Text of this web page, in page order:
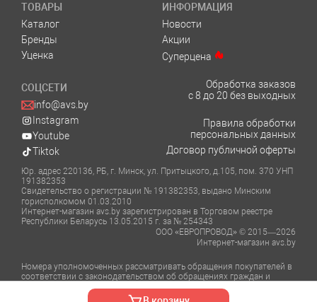
ТОВАРЫ
Каталог
Бренды
Уценка
ИНФОРМАЦИЯ
Новости
Акции
Суперцена
СОЦСЕТИ
info@avs.by
Instagram
Youtube
Tiktok
Обработка заказов
с 8 до 20 без выходных
Правила обработки
персональных данных
Договор публичной оферты
Юр. адрес 220136, РБ, г. Минск, ул. Притыцкого, д.105, пом. 370 УНП
191382353
Свидетельство о регистрации № 191382353, выдано Минским
горисполкомом 01.03.2010
Интернет-магазин avs.by зарегистрирован в Торговом реестре
Республики Беларусь 13.05.2015 г. за № 254343
ООО «ЕВРОПРОВОД» © 2015—2026
Интернет-магазин avs.by
Номера уполномоченных рассматривать обращения покупателей в
соответствии с законодательством об обращениях граждан и
юридических лиц:
Отдел торговли и услуг Администрации Фрунзенского района г.